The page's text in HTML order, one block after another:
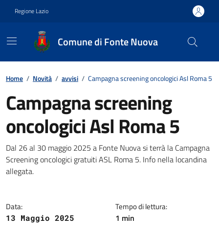
Regione Lazio
Comune di Fonte Nuova
Contenuti in evidenza
Home / Novità / avvisi / Campagna screening oncologici Asl Roma 5
Campagna screening
oncologici Asl Roma 5
Dettagli della notizia
Dal 26 al 30 maggio 2025 a Fonte Nuova si terrà la Campagna
Screening oncologici gratuiti ASL Roma 5. Info nella locandina
allegata.
Data:
13 Maggio 2025
Tempo di lettura:
1 min